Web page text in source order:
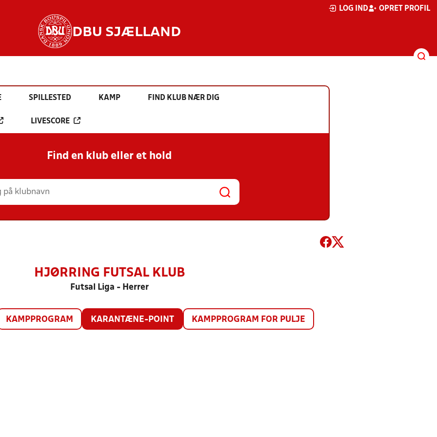
LOG IND OPRET PROFIL
DBU SJÆLLAND
SPILLESTED KAMP FIND KLUB NÆR DIG
LIVESCORE
Find en klub eller et hold
HJØRRING FUTSAL KLUB
Futsal Liga - Herrer
KAMPPROGRAM KARANTÆNE-POINT KAMPPROGRAM FOR PULJE